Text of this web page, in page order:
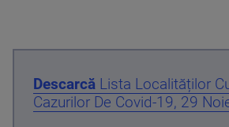
Descarcă Lista Localităților
Cazurilor De Covid-19, 29